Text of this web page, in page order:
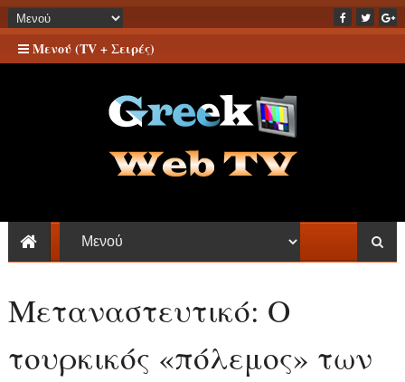
Μενού (TV + Σειρές)
Μεταναστευτικό: Ο
τουρκικός «πόλεμος» των